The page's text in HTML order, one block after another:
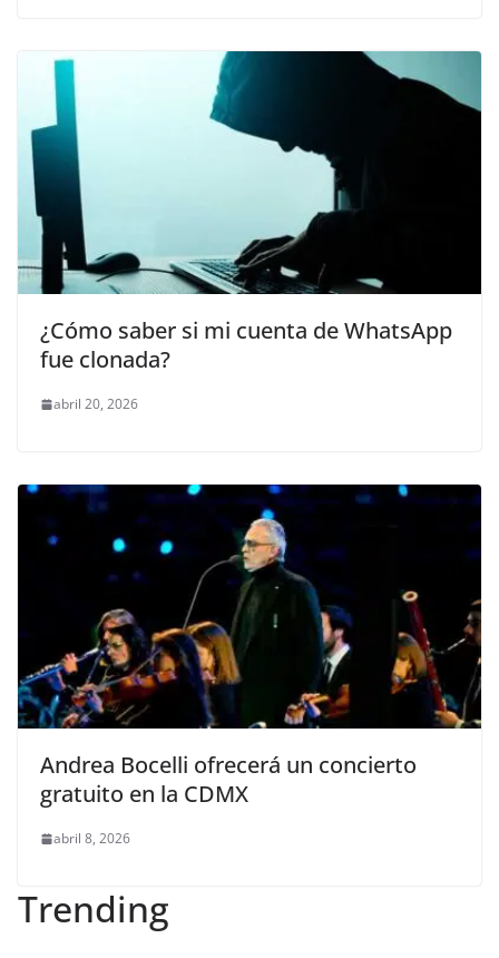
¿Cómo saber si mi cuenta de WhatsApp
fue clonada?
abril 20, 2026
Andrea Bocelli ofrecerá un concierto
gratuito en la CDMX
abril 8, 2026
Trending